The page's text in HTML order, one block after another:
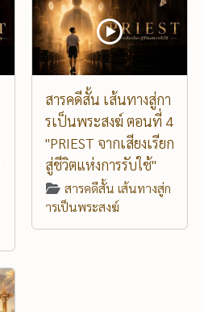
สารคดีสั้น เส้นทางสู่กา
รเป็นพระสงฆ์ ตอนที่ 4
"PRIEST จากเสียงเรียก
สู่ชีวิตแห่งการรับใช้"
สารคดีสั้น เส้นทางสู่ก
ารเป็นพระสงฆ์